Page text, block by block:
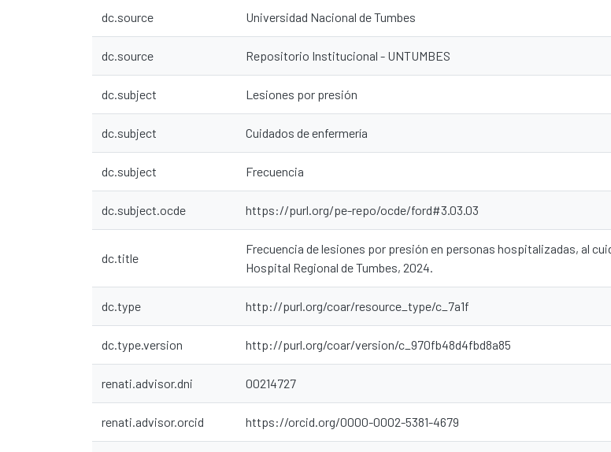
dc.source Universidad Nacional de Tumbes
dc.source Repositorio Institucional - UNTUMBES
dc.subject Lesiones por presión
dc.subject Cuidados de enfermería
dc.subject Frecuencia
dc.subject.ocde https://purl.org/pe-repo/ocde/ford#3.03.03
dc.title
Frecuencia de lesiones por presión en personas hospitalizadas, al
Hospital Regional de Tumbes, 2024.
dc.type http://purl.org/coar/resource_type/c_7a1f
dc.type.version http://purl.org/coar/version/c_970fb48d4fbd8a85
renati.advisor.dni 00214727
renati.advisor.orcid https://orcid.org/0000-0002-5381-4679